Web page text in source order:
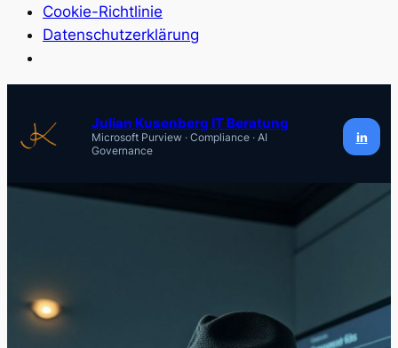
Cookie-Richtlinie
Datenschutzerklärung
springen
Julian Kusenberg IT Beratung
Microsoft Purview · Compliance · AI
Governance
in